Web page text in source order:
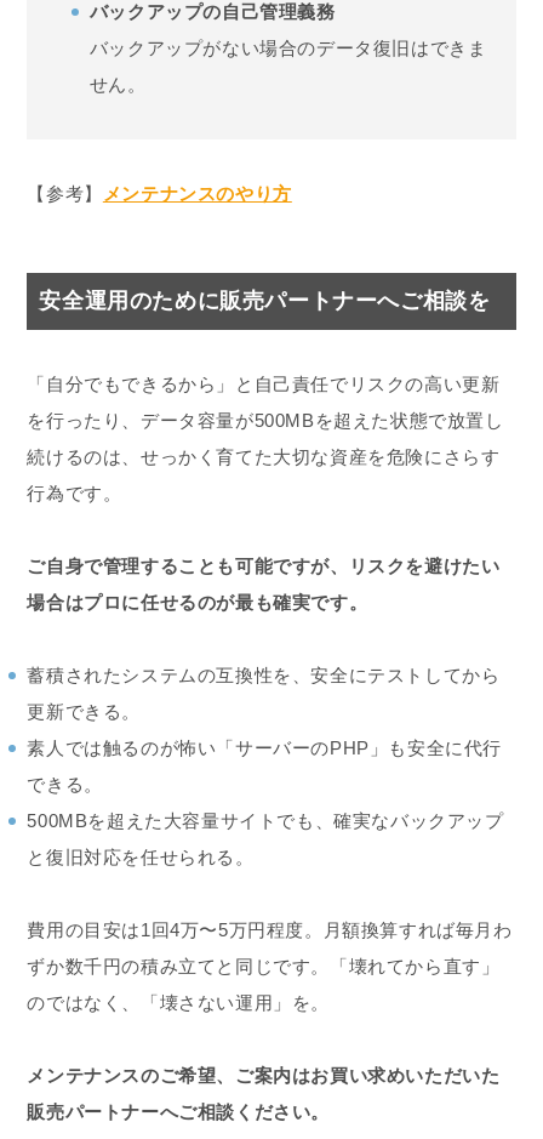
バックアップの自己管理義務
バックアップがない場合のデータ復旧はできま
せん。
【参考】 メンテナンスのやり方
安全運用のために販売パートナーへご相談を
「自分でもできるから」と自己責任でリスクの高い更新
を行ったり、データ容量が500MBを超えた状態で放置し
続けるのは、せっかく育てた大切な資産を危険にさらす
行為です。
ご自身で管理することも可能ですが、リスクを避けたい
場合はプロに任せるのが最も確実です。
蓄積されたシステムの互換性を、安全にテストしてから
更新できる。
素人では触るのが怖い「サーバーのPHP」も安全に代行
できる。
500MBを超えた大容量サイトでも、確実なバックアップ
と復旧対応を任せられる。
費用の目安は1回4万〜5万円程度。月額換算すれば毎月わ
ずか数千円の積み立てと同じです。「壊れてから直す」
のではなく、「壊さない運用」を。
メンテナンスのご希望、ご案内はお買い求めいただいた
販売パートナーへご相談ください。